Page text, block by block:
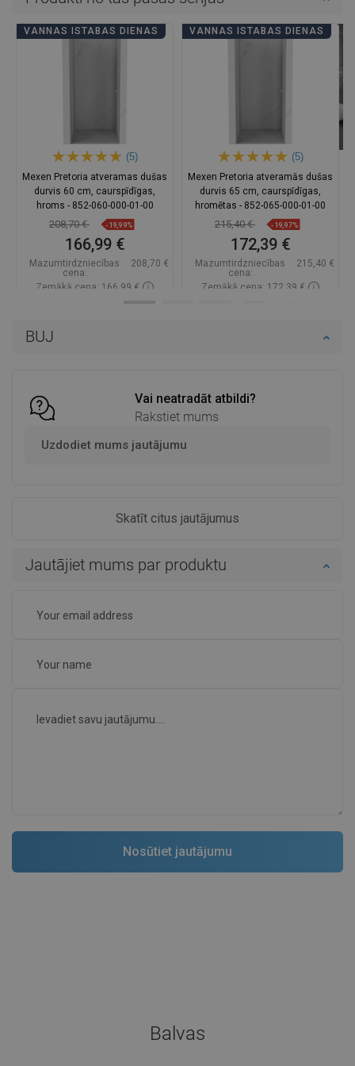
BUJ
Vai neatradāt atbildi?
Rakstiet mums
Uzdodiet mums jautājumu
Skatīt citus jautājumus
Jautājiet mums par produktu
VANNAS ISTABAS DIENAS
(5)
Mexen Pretoria atveramas dušas
durvis 60 cm, caurspīdīgas,
hroms - 852-060-000-01-00
208,70 € -19,99%
166,99 €
Mazumtirdzniecības
cena:
208,70 €
Zemākā cena: 166,99 €
VANNAS ISTABAS DIENAS
(5)
Mexen Pretoria atveramās dušas
durvis 65 cm, caurspīdīgas,
hromētas - 852-065-000-01-00
215,40 € -19,97%
172,39 €
Mazumtirdzniecības
cena:
215,40 €
Zemākā cena: 172,39 €
Balvas